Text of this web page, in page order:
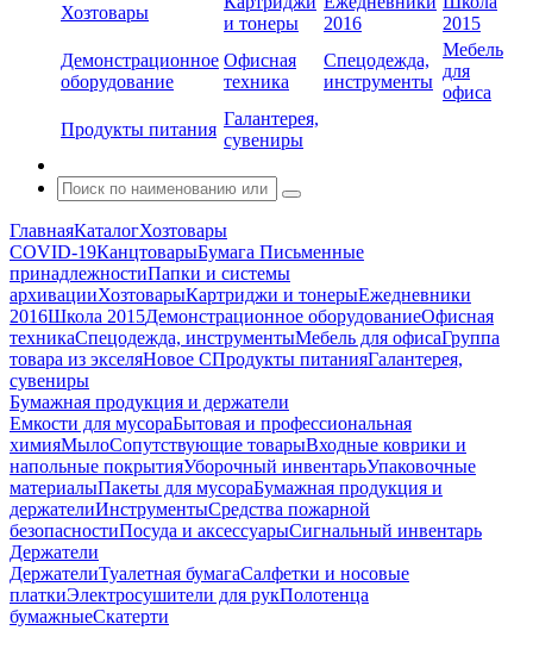
Хозтовары
и тонеры
2016
2015
Демонстрационное
оборудование
Офисная
техника
Спецодежда,
инструменты
Мебель
для
офиса
Продукты питания
Галантерея,
сувениры
ГлавнаяКаталогХозтовары
COVID-19КанцтоварыБумага Письменные
принадлежностиПапки и системы
архивацииХозтоварыКартриджи и тонерыЕжедневники
2016Школа 2015Демонстрационное оборудованиеОфисная
техникаСпецодежда, инструментыМебель для офисаГруппа
товара из экселяНовое СПродукты питанияГалантерея,
сувениры
Бумажная продукция и держатели
Емкости для мусораБытовая и профессиональная
химияМылоСопутствующие товарыВходные коврики и
напольные покрытияУборочный инвентарьУпаковочные
материалыПакеты для мусораБумажная продукция и
держателиИнструментыСредства пожарной
безопасностиПосуда и аксессуарыСигнальный инвентарь
Держатели
ДержателиТуалетная бумагаСалфетки и носовые
платкиЭлектросушители для рукПолотенца
бумажныеСкатерти